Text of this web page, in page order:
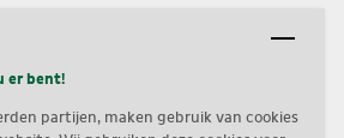
er bent!
partijen, maken gebruik van cookies
een onderdeel van de Frissen Groep